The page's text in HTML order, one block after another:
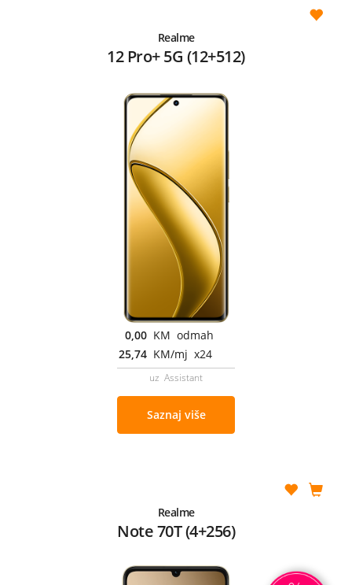
Realme
12 Pro+ 5G (12+512)
0,00 KM odmah
25,74 KM/mj x24
uz Assistant
Saznaj više
Realme
Note 70T (4+256)